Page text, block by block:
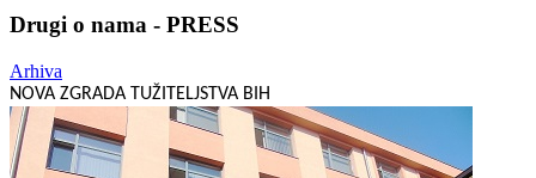
Drugi o nama - PRESS
Arhiva
NOVA ZGRADA TUŽITELJSTVA BIH